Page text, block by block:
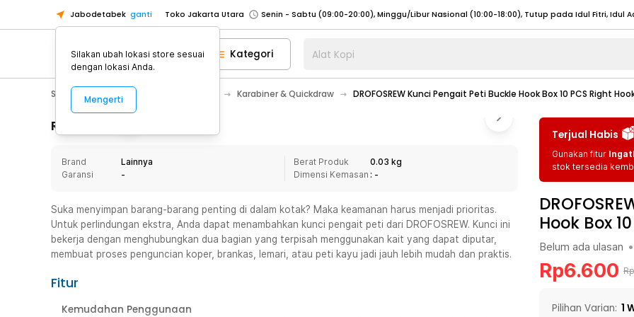
Jabodetabek ganti Toko Jakarta Utara
Toko Tangerang
Toko Cikupa
Pick n Go Jakarta Barat
Senin - Jumat (07:00 - 20:00), Sabtu - Minggu (08:00 - 20:00), Tutup pada Idul Fitri
Pick n Go Bekasi
Senin - Jumat (08:00 - 20:00), Sabtu - Minggu/ Libur Nasional (08:00 - 17:00) Selengkapnya
Senin - Jumat (08:00 - 20:00), Sabtu - Minggu/ Libur Nasional (08:00 - 17:00) Selengkapnya
Senin - Sabtu (09:00-20:00), Minggu/Libur Nasional (12:00-20:00), Tutup pada Idul Fitri
Senin - Sabtu (09:00-20:00), Minggu/Libur Nasional (12:00-20:00), Tutup pada Idul Fitri
Toko Tangerang
Toko Cikupa
Pick n Go Jakarta Barat
Senin - Jumat (07:00 - 20:00), Sabtu - Minggu (08:00 - 20:00), Tutup pada Idul Fitri
Senin - Jumat (08:00 - 20:00), Sabtu - Minggu/ Libur Nasional (08:00 - 17:00) Selengkapnya
Kategori Alat Kopi
Sport & Outdoor Karabiner & Quickdraw DROFOSREW Kunci Pengait Peti Buckle Hook Box 10 PCS Right
Rincian Produk
Brand
Lainnya
Garansi
-
Berat Produk
0.03 kg
Dimensi Kemasan : -
Suka menyimpan barang-barang penting di dalam kotak? Maka keamanan harus menjadi prioritas.
Untuk perlindungan ekstra, Anda dapat menambahkan kunci pengait peti dari DROFOSREW. Kunci ini
bekerja dengan menghubungkan dua bagian yang terpisah menggunakan kait yang dapat diputar,
membuat proses penguncian koper, brankas, lemari, atau peti kayu jadi jauh lebih mudah dan praktis.
Fitur
Kemudahan Penggunaan
Terjual Habis
Gunakan fitur
stok tersedia
Hook Box
Belum ada ulasan •
Rp6.600 Rp
Pilihan Varian: 1
Silakan ubah lokasi store sesuai
dengan lokasi Anda.
Mengerti